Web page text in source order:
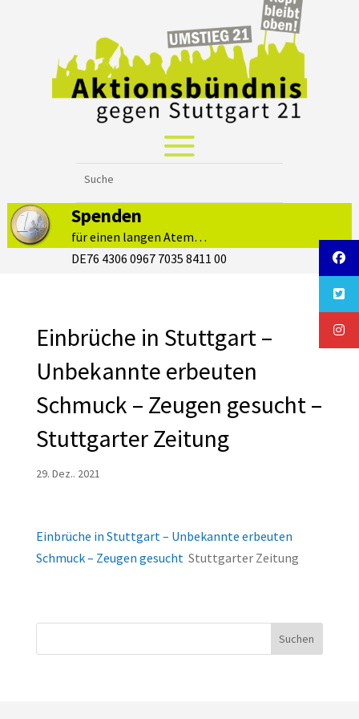
Spenden
für einen langen Atem…
DE76 4306 0967 7035 8411 00
Einbrüche in Stuttgart –
Unbekannte erbeuten
Schmuck – Zeugen gesucht –
Stuttgarter Zeitung
29. Dez.. 2021
Einbrüche in Stuttgart – Unbekannte erbeuten
Schmuck – Zeugen gesucht Stuttgarter Zeitung
Suchen